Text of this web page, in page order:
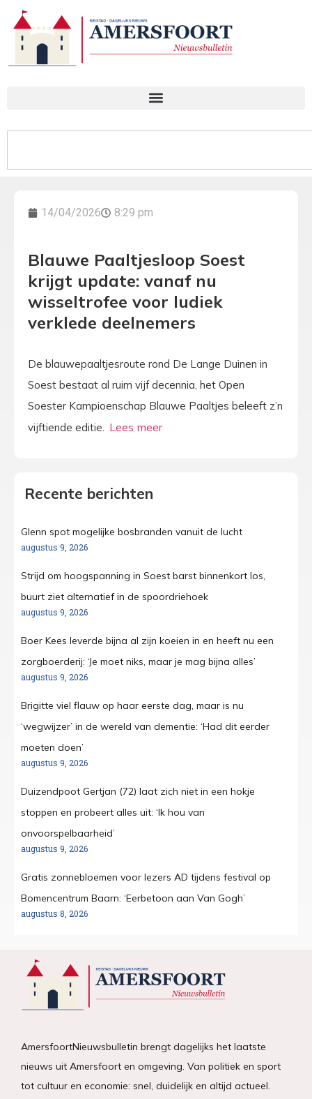
14/04/2026 8:29 pm
Blauwe Paaltjesloop Soest
krijgt update: vanaf nu
wisseltrofee voor ludiek
verklede deelnemers
De blauwepaaltjesroute rond De Lange Duinen in
Soest bestaat al ruim vijf decennia, het Open
Soester Kampioenschap Blauwe Paaltjes beleeft z’n
vijftiende editie.
Recente berichten
Glenn spot mogelijke bosbranden vanuit de lucht
augustus 9, 2026
Strijd om hoogspanning in Soest barst binnenkort los,
buurt ziet alternatief in de spoordriehoek
augustus 9, 2026
Boer Kees leverde bijna al zijn koeien in en heeft nu een
zorgboerderij: ‘Je moet niks, maar je mag bijna alles’
augustus 9, 2026
Brigitte viel flauw op haar eerste dag, maar is nu
‘wegwijzer’ in de wereld van dementie: ‘Had dit eerder
moeten doen’
augustus 9, 2026
Duizendpoot Gertjan (72) laat zich niet in een hokje
stoppen en probeert alles uit: ‘Ik hou van
onvoorspelbaarheid’
augustus 9, 2026
Gratis zonnebloemen voor lezers AD tijdens festival op
Bomencentrum Baarn: ‘Eerbetoon aan Van Gogh’
augustus 8, 2026
AmersfoortNieuwsbulletin brengt dagelijks het laatste
nieuws uit Amersfoort en omgeving. Van politiek en sport
tot cultuur en economie: snel, duidelijk en altijd actueel.